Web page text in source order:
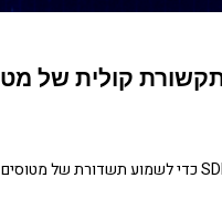
קולית של